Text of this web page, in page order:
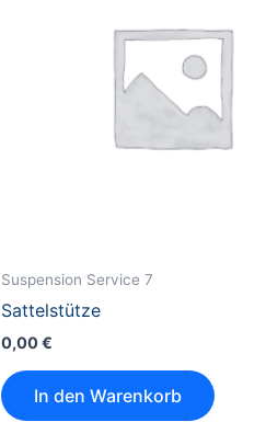
Suspension Service 7
Sattelstütze
0,00€
In den Warenkorb